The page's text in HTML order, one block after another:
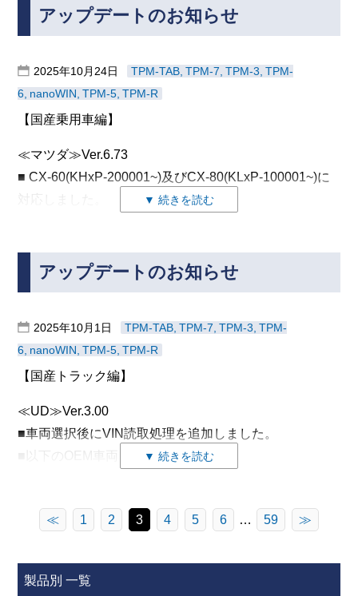
限履歴（最新2番目), 電流制限履歴（最新3番
目), 電流制限履歴（最新4番目),
履歴（最新1番目）, 電源電圧低下/上昇履歴（最
新2番目）, 電源電圧低下/上昇履歴（最新3番
目）, 電源電圧低下/上昇履歴（最新4番目）, 電
源電圧低下/上昇履歴（最新5番目）
制御履歴 - FCM作動履歴0, FCM作動履歴1,
FCM作動履歴2
■下記システムの作業サポートに対応しました。
スターターカウンター書き込み
スターターカウンター初期化
･ ABS/ASC/ASTC/WSS
トバルブ液圧
･ 4WS/パワステ/チルト
センサー中立点学習 - トルクセンサー中立点
限履歴（最新2番目), 電流制限履歴（最新3番
目), 電流制限履歴（最新4番目),
履歴（最新1番目）, 電源電圧低下/上昇履歴（最
新2番目）, 電源電圧低下/上昇履歴（最新3番
目）, 電源電圧低下/上昇履歴（最新4番目）, 電
源電圧低下/上昇履歴（最新5番目）
制御履歴 - FCM作動履歴0, FCM作動履歴1,
FCM作動履歴2
【国産トラック編】
Ver.3.03
■以下のシステムの作業サポートを追加しました。
･ ESCOT
クラッチ摩耗点検
ギヤボックス、クラッチ、作動位置
≪FUSO≫
Ver.5.00
■ 4P10のエンジン作業サポートの「インジェクタ」で
リセット後にイグニッションキーOFF/ONの処理を行う
・PCM (パワートレインコントロールモジュール)
・BPS (バックアップ電源)
・TCM (トランスミッションコントロールモジュール)
・DSC (ブレーキ)
・FSC (フロントセンシングカメラ)
・VCM (ビークルコントロールモジュール)
・ALH/ASF (ヘッドライト)
・FSR (フロントサイドレーダー)
・BCM(ボディコントロールモジュール)
・ISB_AMP (車両近接警報)
2.作業サポート
2-1 ABS (ブレーキ)
・DSC縦Gセンサの初期設定
・DSC圧力センサの初期設定
・DSCヨーレートセンサの初期設定
・走行エーミング
・静止エーミング
・FSC動作履歴の読み出し
・ヘッドライトレベリングセンサの初期設定
・ヘッドライトレベリングアクチュエータの強制駆動
・走行エーミング
2-5 VCM（ビークルコントロールモジュール）
≪スズキ≫Ver.4.78
下記の作業サポートを追加しました。(「2014年03月以
[ABS/ESP]
センサ一括校正
アップデートのお知らせ
2025年10月24日 TPM-TAB TPM-7 TPM-3 TPM-
6 nanoWIN TPM-5 TPM-R
▼ 続きを読む
【国産乗用車編】
≪マツダ≫Ver.6.73
■ CX-60(KHxP-200001~)及びCX-80(KLxP-100001~)に
・PCM (パワートレインコントロールモジュール)
・BPS (バックアップ電源)
・TCM (トランスミッションコントロールモジュール)
・DSC (ブレーキ)
・FSC (フロントセンシングカメラ)
・VCM (ビークルコントロールモジュール)
・ALH/ASF (ヘッドライト)
・FSR (フロントサイドレーダー)
・BCM(ボディコントロールモジュール)
2.データモニタ
・PCM (パワートレインコントロールモジュール)
・SAS (エアバッグ)
・EPS (電動パワーステアリング)
・FSC (フロントサイドカメラ)
・VCM (ビークルコントロールモジュール)
・FR (フロントレーダー)
・DASH-ESU (エアコン)
3-1 ABS (ブレーキ)
・DSC横Gセンサの初期設定
・DSC縦Gセンサの初期設定
・走行エーミング
・FSC動作履歴の読み出し
アップデートのお知らせ
2025年10月1日 TPM-TAB TPM-7 TPM-3 TPM-
6 nanoWIN TPM-5 TPM-R
▼ 続きを読む
【国産トラック編】
≪UD≫Ver.3.00
■車両選択後にVIN読取処理を追加しました。
■以下のOEM車両を追加しました。
すゞ・ギガ]
小型トラック･カゼット (エンジン型式:4JZ1) [い
■2017年以降の車両のデータベース
(2025/08/13)をアップデートしました。
≪ 1 2 3 4 5 6 … 59 ≫
製品別 一覧